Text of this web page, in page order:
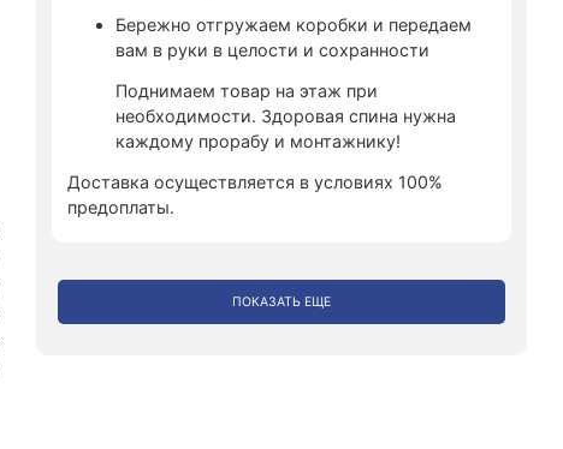
Бережно отгружаем коробки и передаем
вам в руки в целости и сохранности
Поднимаем товар на этаж при
необходимости. Здоровая спина нужна
каждому прорабу и монтажнику!
Доставка осуществляется в условиях 100%
предоплаты.
ПОКАЗАТЬ ЕЩЕ